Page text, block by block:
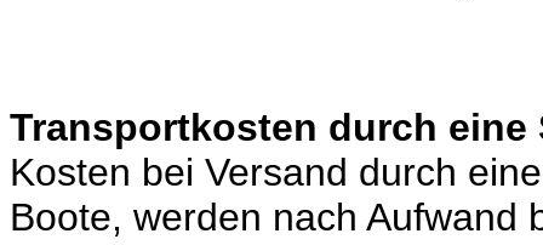
Transportkosten durch eine
Kosten bei Versand durch
Boote, werden nach Aufwand